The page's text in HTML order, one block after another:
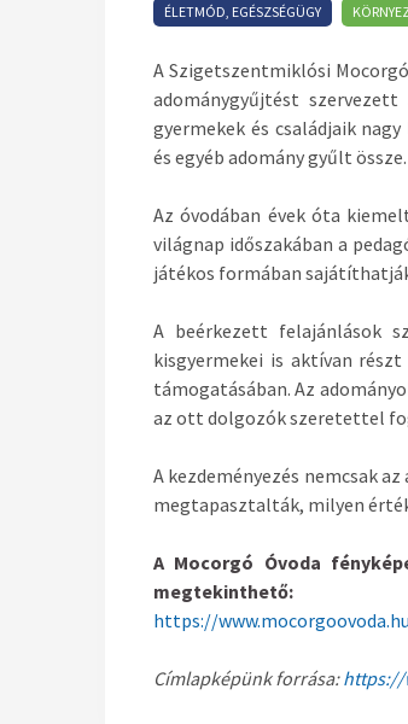
ÉLETMÓD, EGÉSZSÉGÜGY
A Szigetszentmiklósi
adománygyűjtést
gyermekek és családjaik
és egyéb adomány gyűlt össze.
Az óvodában évek óta
világnap időszakában a
játékos formában sajátíthatjá
A beérkezett felajánlások
kisgyermekei is aktívan
támogatásában. Az
az ott dolgozókszeretettel
A kezdeményezés nemcsak
megtapasztalták, milyen
A Mocorgó Óvoda
megtekinthető:
https://
Címlapképünk forrása:https://